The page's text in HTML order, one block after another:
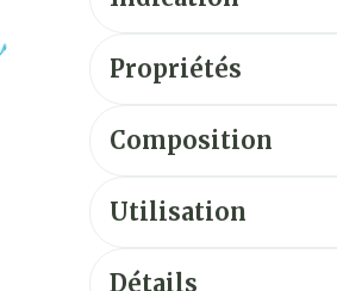
Propriétés
Composition
Utilisation
Détails